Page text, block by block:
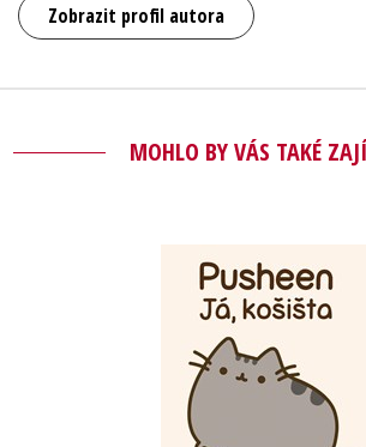
Zobrazit profil autora
MOHLO BY VÁS TAKÉ
Pusheen - Já, košišta
Claire Belton